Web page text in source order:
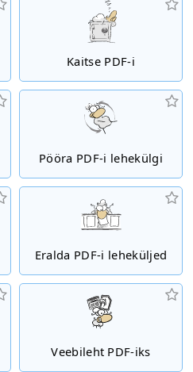
Kaitse PDF-i
Pööra PDF-i lehekülgi
Eralda PDF-i leheküljed
Veebileht PDF-iks